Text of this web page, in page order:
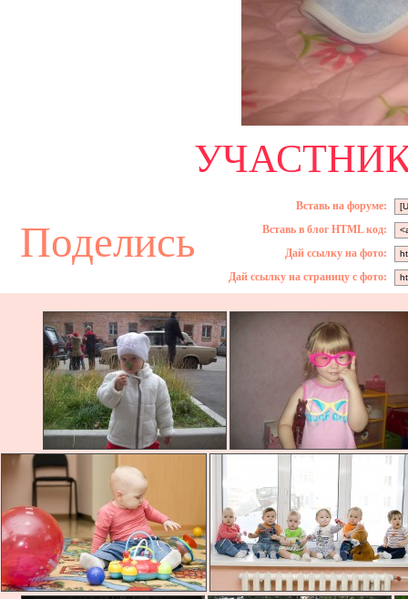
Поделись
Вставь на форуме:
Вставь в блог HTML код:
Дай ссылку на фото:
Дай ссылку на страницу с фото: